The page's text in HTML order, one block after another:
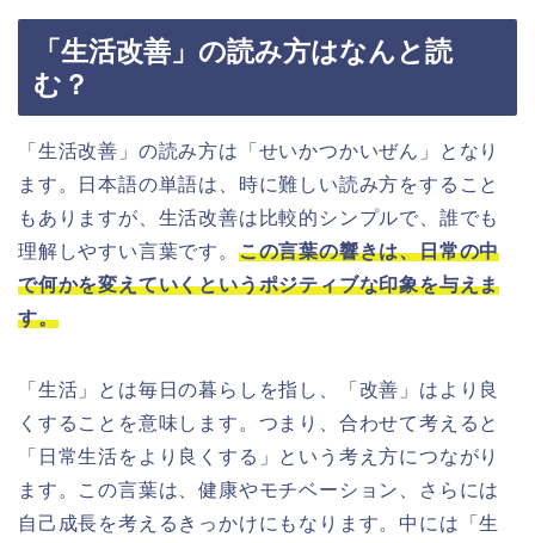
「生活改善」の読み方はなんと読
む？
「生活改善」の読み方は「せいかつかいぜん」となり
ます。日本語の単語は、時に難しい読み方をすること
もありますが、生活改善は比較的シンプルで、誰でも
理解しやすい言葉です。 この言葉の響きは、日常の中
で何かを変えていくというポジティブな印象を与えま
す。
「生活」とは毎日の暮らしを指し、「改善」はより良
くすることを意味します。つまり、合わせて考えると
「日常生活をより良くする」という考え方につながり
ます。この言葉は、健康やモチベーション、さらには
自己成長を考えるきっかけにもなります。中には「生